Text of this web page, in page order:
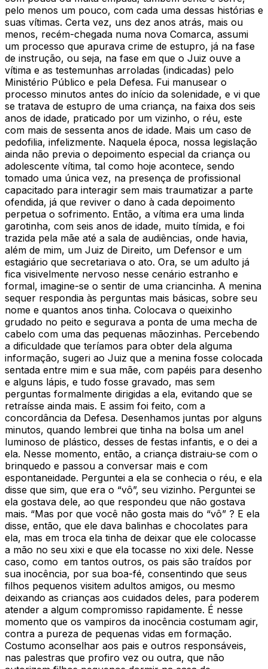
pelo menos um pouco, com cada uma dessas histórias e
suas vítimas. Certa vez, uns dez anos atrás, mais ou
menos, recém-chegada numa nova Comarca, assumi
um processo que apurava crime de estupro, já na fase
de instrução, ou seja, na fase em que o Juiz ouve a
vítima e as testemunhas arroladas (indicadas) pelo
Ministério Público e pela Defesa. Fui manusear o
processo minutos antes do início da solenidade, e vi que
se tratava de estupro de uma criança, na faixa dos seis
anos de idade, praticado por um vizinho, o réu, este
com mais de sessenta anos de idade. Mais um caso de
pedofilia, infelizmente. Naquela época, nossa legislação
ainda não previa o depoimento especial da criança ou
adolescente vítima, tal como hoje acontece, sendo
tomado uma única vez, na presença de profissional
capacitado para interagir sem mais traumatizar a parte
ofendida, já que reviver o dano à cada depoimento
perpetua o sofrimento. Então, a vítima era uma linda
garotinha, com seis anos de idade, muito tímida, e foi
trazida pela mãe até a sala de audiências, onde havia,
além de mim, um Juiz de Direito, um Defensor e um
estagiário que secretariava o ato. Ora, se um adulto já
fica visivelmente nervoso nesse cenário estranho e
formal, imagine-se o sentir de uma criancinha. A menina
sequer respondia às perguntas mais básicas, sobre seu
nome e quantos anos tinha. Colocava o queixinho
grudado no peito e segurava a ponta de uma mecha de
cabelo com uma das pequenas mãozinhas. Percebendo
a dificuldade que teríamos para obter dela alguma
informação, sugeri ao Juiz que a menina fosse colocada
sentada entre mim e sua mãe, com papéis para desenho
e alguns lápis, e tudo fosse gravado, mas sem
perguntas formalmente dirigidas a ela, evitando que se
retraísse ainda mais. E assim foi feito, com a
concordância da Defesa. Desenhamos juntas por alguns
minutos, quando lembrei que tinha na bolsa um anel
luminoso de plástico, desses de festas infantis, e o dei a
ela. Nesse momento, então, a criança distraiu-se com o
brinquedo e passou a conversar mais e com
espontaneidade. Perguntei a ela se conhecia o réu, e ela
disse que sim, que era o “vô”, seu vizinho. Perguntei se
ela gostava dele, ao que respondeu que não gostava
mais. “Mas por que você não gosta mais do “vô” ? E ela
disse, então, que ele dava balinhas e chocolates para
ela, mas em troca ela tinha de deixar que ele colocasse
a mão no seu xixi e que ela tocasse no xixi dele. Nesse
caso, como em tantos outros, os pais são traídos por
sua inocência, por sua boa-fé, consentindo que seus
filhos pequenos visitem adultos amigos, ou mesmo
deixando as crianças aos cuidados deles, para poderem
atender a algum compromisso rapidamente. É nesse
momento que os vampiros da inocência costumam agir,
contra a pureza de pequenas vidas em formação.
Costumo aconselhar aos pais e outros responsáveis,
nas palestras que profiro vez ou outra, que não